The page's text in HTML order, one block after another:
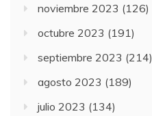
noviembre 2023 (126)
octubre 2023 (191)
septiembre 2023 (214)
agosto 2023 (189)
julio 2023 (134)